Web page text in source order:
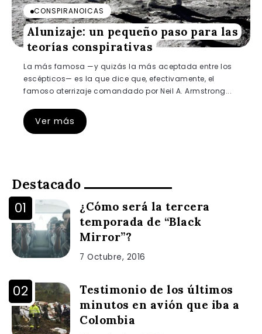
CONSPIRANOICAS
Alunizaje: un pequeño paso para las
teorías conspirativas
La más famosa —y quizás la más aceptada entre los
escépticos— es la que dice que, efectivamente, el
famoso aterrizaje comandado por Neil A. Armstrong...
Ver más
Destacado
¿Cómo será la tercera
temporada de “Black
Mirror”?
7 Octubre, 2016
Testimonio de los últimos
minutos en avión que iba a
Colombia